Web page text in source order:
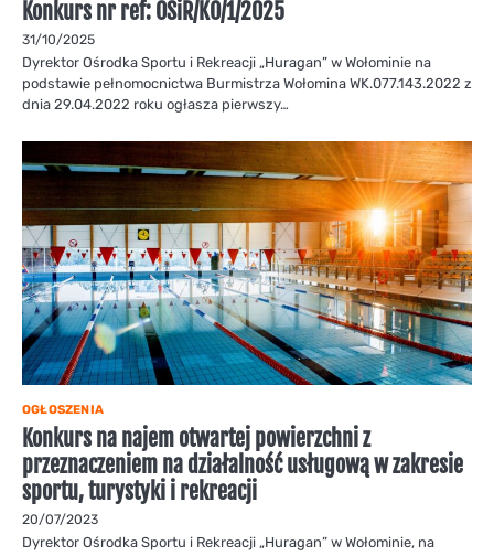
Konkurs nr ref: OSiR/KO/1/2025
31/10/2025
Dyrektor Ośrodka Sportu i Rekreacji „Huragan” w Wołominie na
podstawie pełnomocnictwa Burmistrza Wołomina WK.077.143.2022 z
dnia 29.04.2022 roku ogłasza pierwszy…
OGŁOSZENIA
Konkurs na najem otwartej powierzchni z
przeznaczeniem na działalność usługową w zakresie
sportu, turystyki i rekreacji
20/07/2023
Dyrektor Ośrodka Sportu i Rekreacji „Huragan” w Wołominie, na